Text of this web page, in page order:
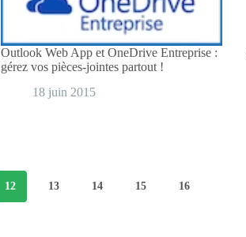
Outlook Web App et OneDrive Entreprise :
gérez vos pièces-jointes partout !
18 juin 2015
12 13 14 15 16